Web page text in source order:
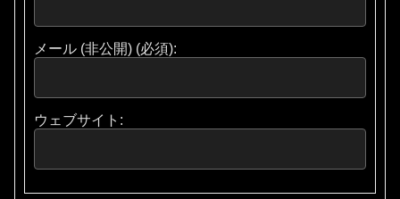
メール (非公開) (必須):
ウェブサイト: